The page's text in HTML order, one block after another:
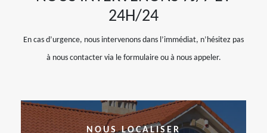
24H/24
En cas d’urgence, nous intervenons dans l’immédiat, n’hésitez pas
à nous contacter via le formulaire ou à nous appeler.
NOUS LOCALISER